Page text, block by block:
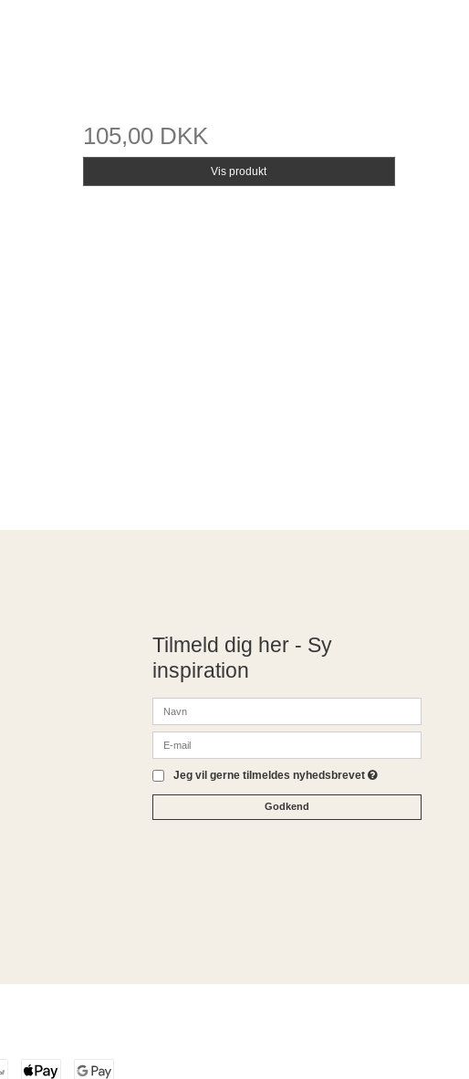
105,00 DKK
Vis produkt
Tilmeld dig her - Sy
inspiration
Jeg vil gerne tilmeldes nyhedsbrevet
Godkend